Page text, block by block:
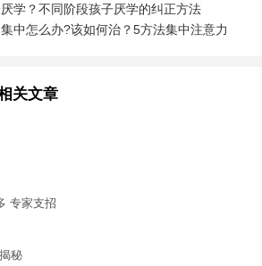
学？不同阶段孩子厌学的纠正方法
中怎么办?该如何治？5方法集中注意力
关文章
专家支招
秘